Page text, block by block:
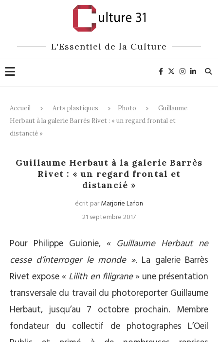
L'Essentiel de la Culture
Accueil Arts plastiques Photo
Guillaume
Herbaut à la galerie Barrès Rivet : « un regard frontal et
distancié »
Expositions
Guillaume Herbaut à la galerie Barrès
Rivet : « un regard frontal et
distancié »
écrit parMarjorie Lafon
21 septembre 2017
Pour Philippe Guionie, « Guillaume Herbaut ne
cesse d’interroger le monde ». La galerie Barrès
Rivet expose « Lilith en filigrane» une présentation
transversale du travail du photoreporter Guillaume
Herbaut, jusqu’au 7 octobre prochain. Membre
fondateur du collectif de photographes L’Oeil